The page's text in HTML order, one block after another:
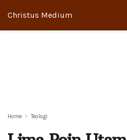
Christus Medium
Home Teologi